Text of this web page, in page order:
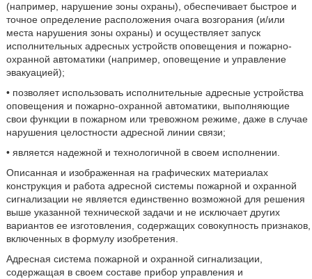
(например, нарушение зоны охраны), обеспечивает быстрое и
точное определение расположения очага возгорания (и/или
места нарушения зоны охраны) и осуществляет запуск
исполнительных адресных устройств оповещения и пожарно-
охранной автоматики (например, оповещение и управление
эвакуацией);
• позволяет использовать исполнительные адресные устройства
оповещения и пожарно-охранной автоматики, выполняющие
свои функции в пожарном или тревожном режиме, даже в случае
нарушения целостности адресной линии связи;
• является надежной и технологичной в своем исполнении.
Описанная и изображенная на графических материалах
конструкция и работа адресной системы пожарной и охранной
сигнализации не является единственно возможной для решения
выше указанной технической задачи и не исключает других
вариантов ее изготовления, содержащих совокупность признаков,
включенных в формулу изобретения.
Адресная система пожарной и охранной сигнализации,
содержащая в своем составе прибор управления и